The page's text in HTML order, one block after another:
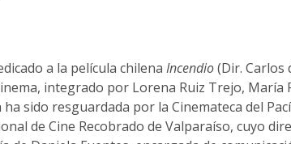
a la película chilena Incendio(Dir. Carlos
integrado por Lorena Ruiz Trejo, María
sido resguardada por la Cinemateca del
de Cine Recobrado de Valparaíso, cuyo